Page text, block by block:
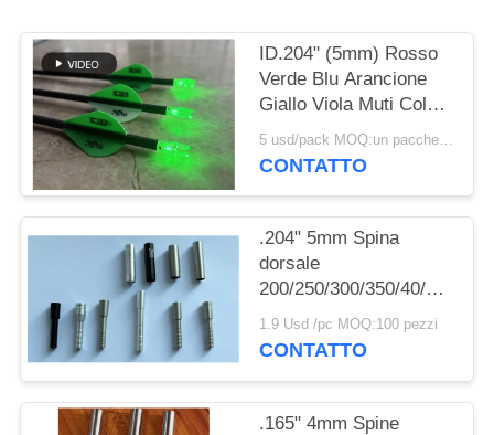
POLITICA
SULLA
PRIVACY
ID.204" (5mm) Rosso
Verde Blu Arancione
Giallo Viola Muti Colore
Nocks a Freccia
Illuminati Con
5 usd/pack MOQ:un pacchetto
CONTATTO
.204" 5mm Spina
dorsale
200/250/300/350/40/500
Frecce spigoli a metà
1.9 Usd /pc MOQ:100 pezzi
CONTATTO
.165" 4mm Spine